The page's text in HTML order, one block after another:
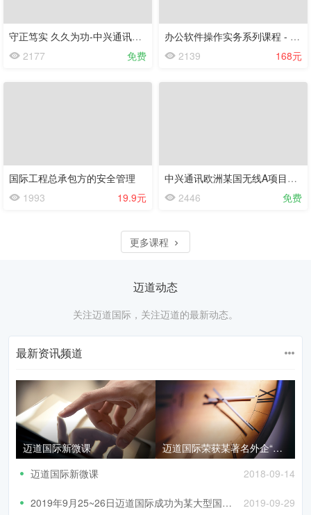
守正笃实 久久为功-中兴通讯全球服务工程项目管理数字化转型实践分享
2177
免费
办公软件操作实务系列课程 - Excel 操作实务（精华版）
2139
168元
国际工程总承包方的安全管理
1993
19.9元
中兴通讯欧洲某国无线A项目最佳实践分享
2446
免费
更多课程
迈道动态
关注迈道国际，关注迈道的最新动态。
最新资讯频道
迈道国际新微课
迈道国际荣获某著名外企“优秀供应商”奖
迈道国际新微课
2018-09-14
2019年9月25~26日迈道国际成功为某大型国有企业进行了《project2010在项目管理中的应用》培训 2019-09-29